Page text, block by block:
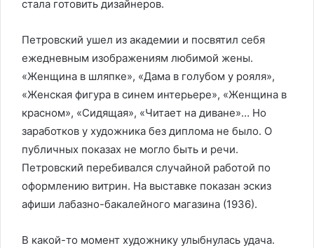
стала готовить дизайнеров.
Петровский ушел из академии и посвятил себя
ежедневным изображениям любимой жены.
«Женщина в шляпке», «Дама в голубом у рояля»,
«Женская фигура в синем интерьере», «Женщина в
красном», «Сидящая», «Читает на диване»… Но
заработков у художника без диплома не было. О
публичных показах не могло быть и речи.
Петровский перебивался случайной работой по
оформлению витрин. На выставке показан эскиз
афиши лабазно-бакалейного магазина (1936).
В какой-то момент художнику улыбнулась удача.